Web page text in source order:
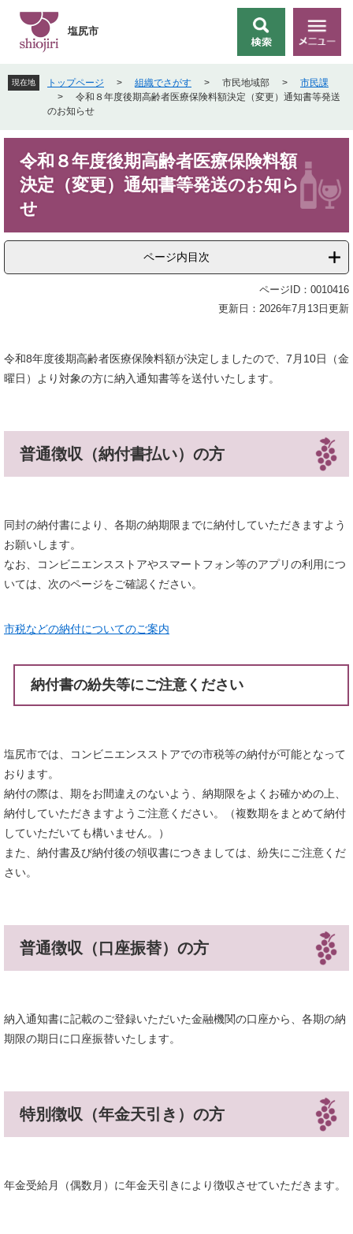
先
頭
。
を
飛
て
索
メ
ニ
ー
塩尻市
現在地 トップページ > 組織でさがす > 市民地域部 >
市民課
>
令和８年度後期高齢者医療保険料額決定（変更）通知書等発送
のお知らせ
令和８年度後期高齢者医療保険料額
決定（変更）通知書等発送のお知ら
せ
ページ内目次
ページID：0010416
更新日：2026年7月13日更新
令和8年度後期高齢者医療保険料額が決定しましたので、7月10日（金
曜日）より対象の方に納入通知書等を送付いたします。
普通徴収（納付書払い）の方
同封の納付書により、各期の納期限までに納付していただきますよう
お願いします。
なお、コンビニエンスストアやスマートフォン等のアプリの利用につ
いては、次のページをご確認ください。
市税などの納付についてのご案内
納付書の紛失等にご注意ください
塩尻市では、コンビニエンスストアでの市税等の納付が可能となって
おります。
納付の際は、期をお間違えのないよう、納期限をよくお確かめの上、
納付していただきますようご注意ください。（複数期をまとめて納付
していただいても構いません。）
また、納付書及び納付後の領収書につきましては、紛失にご注意くだ
さい。
普通徴収（口座振替）の方
納入通知書に記載のご登録いただいた金融機関の口座から、各期の納
期限の期日に口座振替いたします。
特別徴収（年金天引き）の方
年金受給月（偶数月）に年金天引きにより徴収させていただきます。